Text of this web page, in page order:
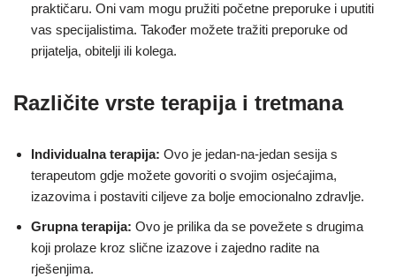
praktičaru. Oni vam mogu pružiti početne preporuke i uputiti
vas specijalistima. Također možete tražiti preporuke od
prijatelja, obitelji ili kolega.
Različite vrste terapija i tretmana
Individualna terapija: Ovo je jedan-na-jedan sesija s
terapeutom gdje možete govoriti o svojim osjećajima,
izazovima i postaviti ciljeve za bolje emocionalno zdravlje.
Grupna terapija: Ovo je prilika da se povežete s drugima
koji prolaze kroz slične izazove i zajedno radite na
rješenjima.